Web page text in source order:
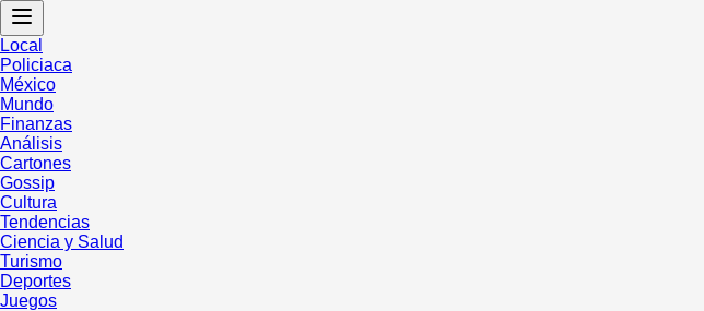
Local
Policiaca
México
Mundo
Finanzas
Análisis
Cartones
Gossip
Cultura
Tendencias
Ciencia y Salud
Turismo
Deportes
Juegos